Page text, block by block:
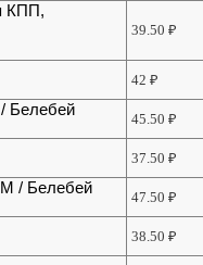
КПП,
39.50₽
42₽
Белебей
45.50₽
37.50₽
/ Белебей
47.50₽
38.50₽